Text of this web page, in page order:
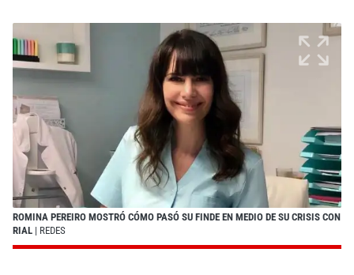
ROMINA PEREIRO MOSTRÓ CÓMO PASÓ SU FINDE EN MEDIO DE SU CRISIS CON
RIAL | REDES